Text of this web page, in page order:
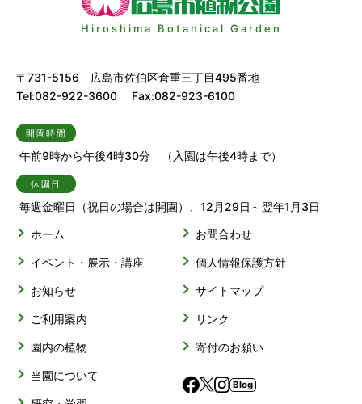
Hiroshima Botanical Garden
〒731-5156 広島市佐伯区倉重三丁目495番地
Tel:082-922-3600 Fax:082-923-6100
開園時間
午前9時から午後4時30分 （入園は午後4時まで）
休園日
毎週金曜日（祝日の場合は開園）、12月29日～翌年1月3日
ホーム
イベント・展示・講座
お知らせ
ご利用案内
園内の植物
当園について
お問合わせ
個人情報保護方針
サイトマップ
リンク
寄付のお願い
Blog